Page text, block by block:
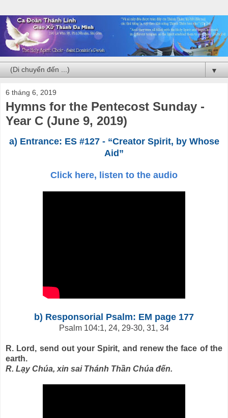
▼
6 tháng 6, 2019
Hymns for the Pentecost Sunday -
Year C (June 9, 2019)
a) Entrance: ES #127 - “Creator Spirit, by Whose
Aid”
Click here, listen to the audio
b) Responsorial Psalm: EM page 177
Psalm 104:1, 24, 29-30, 31, 34
R. Lord, send out your Spirit, and renew the face of the
earth.
R. Lạy Chúa, xin sai Thánh Thần Chúa đến.